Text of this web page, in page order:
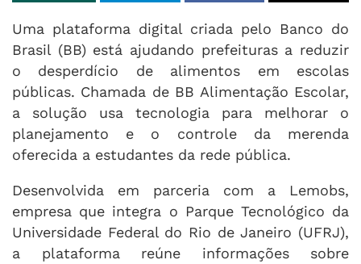
Uma plataforma digital criada pelo Banco do
Brasil (BB) está ajudando prefeituras a reduzir
o desperdício de alimentos em escolas
públicas. Chamada de BB Alimentação Escolar,
a solução usa tecnologia para melhorar o
planejamento e o controle da merenda
oferecida a estudantes da rede pública.
Desenvolvida em parceria com a Lemobs,
empresa que integra o Parque Tecnológico da
Universidade Federal do Rio de Janeiro (UFRJ),
a plataforma reúne informações sobre